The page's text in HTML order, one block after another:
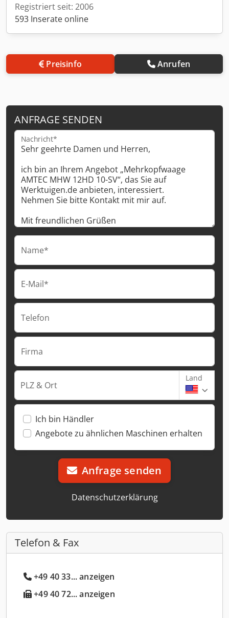
Registriert seit: 2006
593 Inserate online
Preisinfo Anrufen
ANFRAGE SENDEN
Nachricht*
Name*
E-Mail*
Telefon
Firma
PLZ & Ort
Land
Ich bin Händler
Angebote zu ähnlichen Maschinen erhalten
Anfrage senden
Datenschutzerklärung
Telefon & Fax
+49 40 33... anzeigen
+49 40 72... anzeigen